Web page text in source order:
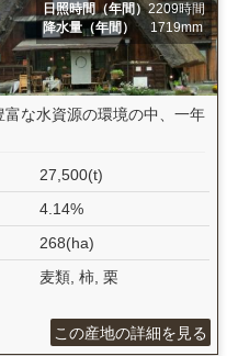
日照時間（年間）2209時間
降水量（年間）
1719mm
な水資源の環境の中、一年
27,500(t)
4.14%
268(ha)
麦類, 柿, 栗
この産地の詳細を見る